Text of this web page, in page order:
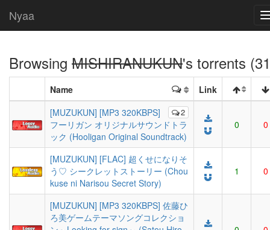
Nyaa
Browsing MISHIRANUKUN's torrents
Name Link
2
[MUZUKUN] [MP3 320KBPS]
フーリガン オリジナルサウンドトラ
ック (Hooligan Original Soundtrack)
0 0
[MUZUKUN] [FLAC] 超くせになりそ
う♡ シークレットストーリー (Chou
kuse ni Narisou Secret Story)
1 0
[MUZUKUN] [MP3 320KBPS] 佐藤ひ
ろ美ゲームテーマソングコレクショ